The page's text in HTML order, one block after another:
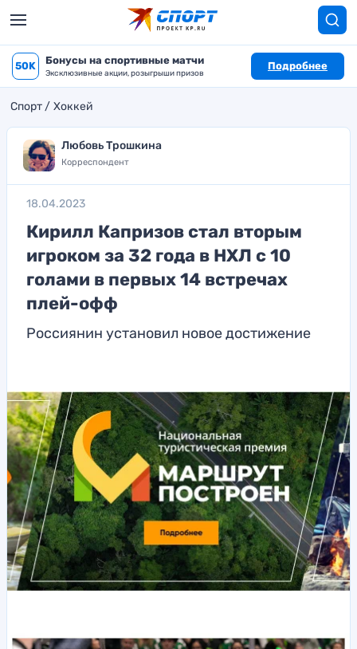
50K Бонусы на спортивные матчи
Эксклюзивные акции, розыгрыши призов
Подробнее
Спорт Хоккей
Любовь Трошкина
Корреспондент
18.04.2023
Кирилл Капризов стал вторым
игроком за 32 года в НХЛ с 10
голами в первых 14 встречах
плей-офф
Россиянин установил новое достижение